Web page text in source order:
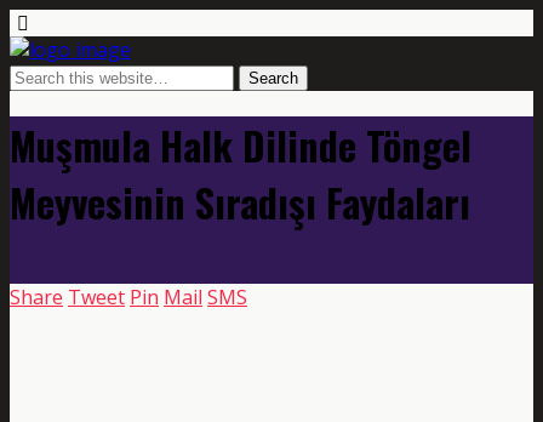
Muşmula Halk Dilinde Töngel
Meyvesinin Sıradışı Faydaları
Share Tweet Pin Mail SMS